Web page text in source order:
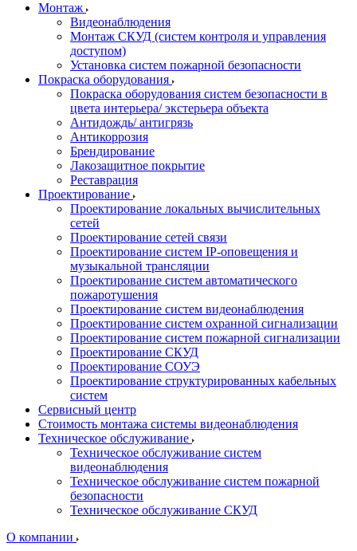
Монтаж
Видеонаблюдения
Монтаж СКУД (систем контроля и управления
доступом)
Установка систем пожарной безопасности
Покраска оборудования
Покраска оборудования систем безопасности в
цвета интерьера/ экстерьера объекта
Антидождь/ антигрязь
Антикоррозия
Брендирование
Лакозащитное покрытие
Реставрация
Проектирование
Проектирование локальных вычислительных
сетей
Проектирование сетей связи
Проектирование систем IP-оповещения и
музыкальной трансляции
Проектирование систем автоматического
пожаротушения
Проектирование систем видеонаблюдения
Проектирование систем охранной сигнализации
Проектирование систем пожарной сигнализации
Проектирование СКУД
Проектирование СОУЭ
Проектирование структурированных кабельных
систем
Сервисный центр
Стоимость монтажа системы видеонаблюдения
Техническое обслуживание
Техническое обслуживание систем
видеонаблюдения
Техническое обслуживание систем пожарной
безопасности
Техническое обслуживание СКУД
О компании